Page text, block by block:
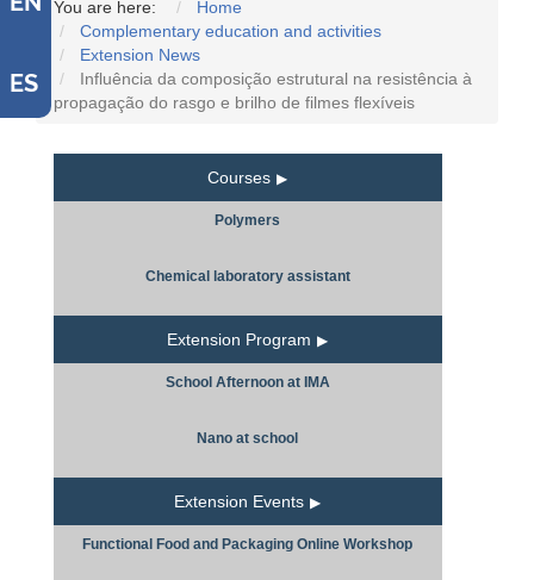
ES
You are here:
Home
Complementary education and activities
Extension News
Influência da composição estrutural na resistência à
propagação do rasgo e brilho de filmes flexíveis
Courses
Polymers
Chemical laboratory assistant
Extension Program
School Afternoon at IMA
Nano at school
Extension Events
Functional Food and Packaging Online Workshop